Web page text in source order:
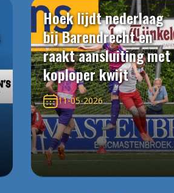
Hoek lijdt nederlaag
bij Barendrecht en
raakt aansluiting met
koploper kwijt
11-05-2026